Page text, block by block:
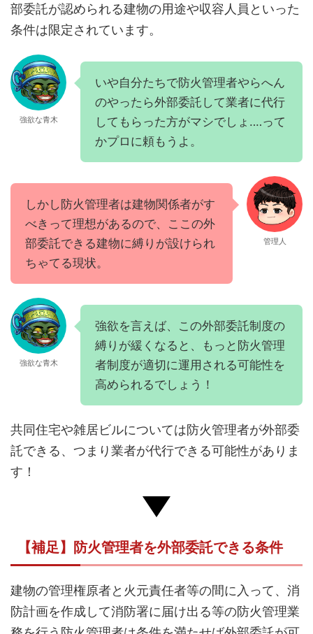
部委託が認められる建物の用途や収容人員といった
条件は限定されています。
強欲な青木
いや自分たちで防火管理者やらへん
のやったら外部委託して業者に代行
してもらった方がマシでしょ‥‥って
かプロに頼もうよ。
しかし防火管理者は建物関係者がす
べきって理想があるので、ここの外
部委託できる建物に縛りが設けられ
ちゃてる現状。
管理人
強欲な青木
強欲を言えば、この外部委託制度の
縛りが緩くなると、もっと防火管理
者制度が適切に運用される可能性を
高められるでしょう！
共同住宅や雑居ビルについては防火管理者が外部委
託できる、つまり業者が代行できる可能性がありま
す！
【補足】防火管理者を外部委託できる条件
建物の管理権原者と火元責任者等の間に入って、消
防計画を作成して消防署に届け出る等の防火管理業